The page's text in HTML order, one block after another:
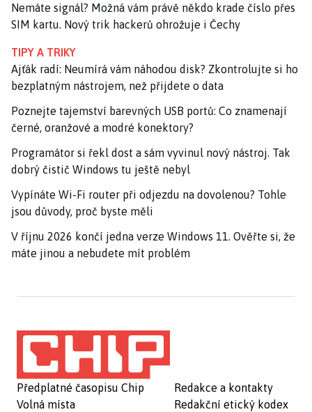
Nemáte signál? Možná vám právě někdo krade číslo přes
SIM kartu. Nový trik hackerů ohrožuje i Čechy
TIPY A TRIKY
Ajťák radí: Neumírá vám náhodou disk? Zkontrolujte si ho
bezplatným nástrojem, než přijdete o data
Poznejte tajemství barevných USB portů: Co znamenají
černé, oranžové a modré konektory?
Programátor si řekl dost a sám vyvinul nový nástroj. Tak
dobrý čistič Windows tu ještě nebyl
Vypínáte Wi-Fi router při odjezdu na dovolenou? Tohle
jsou důvody, proč byste měli
V říjnu 2026 končí jedna verze Windows 11. Ověřte si, že
máte jinou a nebudete mít problém
Předplatné časopisu Chip
Volná místa
Redakce a kontakty
Redakční etický kodex